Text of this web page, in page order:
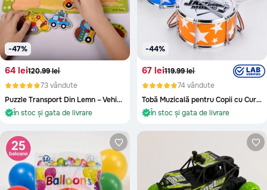
-47%
64 lei120.99 lei
73 vândute
Puzzle Transport Din Lemn – Vehicule Colorate
În stoc și gata de livrare
În stoc și gata de livrare
-44%
67 lei119.99 lei
74 vândute
Tobă Muzicală pentru Copii cu Curea și Bețe
În stoc și gata de livrare